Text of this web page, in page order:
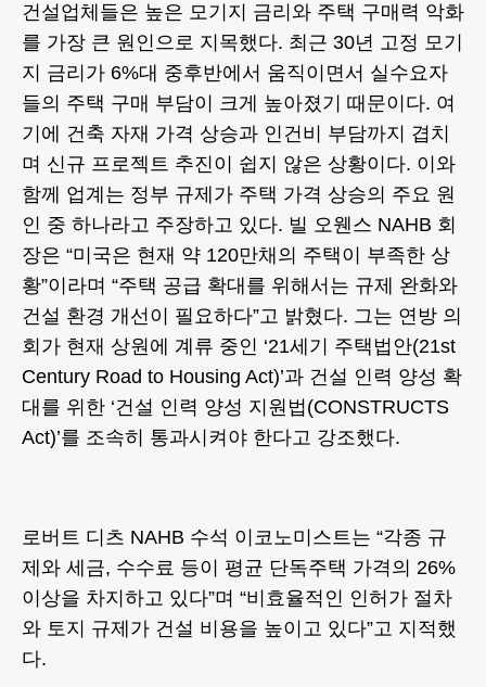
건설업체들은 높은 모기지 금리와 주택 구매력 악화
를 가장 큰 원인으로 지목했다. 최근 30년 고정 모기
지 금리가 6%대 중후반에서 움직이면서 실수요자
들의 주택 구매 부담이 크게 높아졌기 때문이다. 여
기에 건축 자재 가격 상승과 인건비 부담까지 겹치
며 신규 프로젝트 추진이 쉽지 않은 상황이다. 이와
함께 업계는 정부 규제가 주택 가격 상승의 주요 원
인 중 하나라고 주장하고 있다. 빌 오웬스 NAHB 회
장은 “미국은 현재 약 120만채의 주택이 부족한 상
황”이라며 “주택 공급 확대를 위해서는 규제 완화와
건설 환경 개선이 필요하다”고 밝혔다. 그는 연방 의
회가 현재 상원에 계류 중인 ‘21세기 주택법안(21st
Century Road to Housing Act)’과 건설 인력 양성 확
대를 위한 ‘건설 인력 양성 지원법(CONSTRUCTS
Act)’를 조속히 통과시켜야 한다고 강조했다.
로버트 디츠 NAHB 수석 이코노미스트는 “각종 규
제와 세금, 수수료 등이 평균 단독주택 가격의 26%
이상을 차지하고 있다”며 “비효율적인 인허가 절차
와 토지 규제가 건설 비용을 높이고 있다”고 지적했
다.